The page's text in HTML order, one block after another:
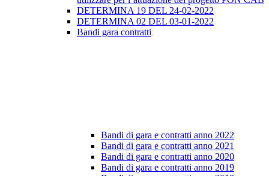
DETERMINA 19 DEL 24-02-2022
DETERMINA 02 DEL 03-01-2022
Bandi gara contratti
Bandi di gara e contratti anno 2022
Bandi di gara e contratti anno 2021
Bandi di gara e contratti anno 2020
Bandi di gara e contratti anno 2019